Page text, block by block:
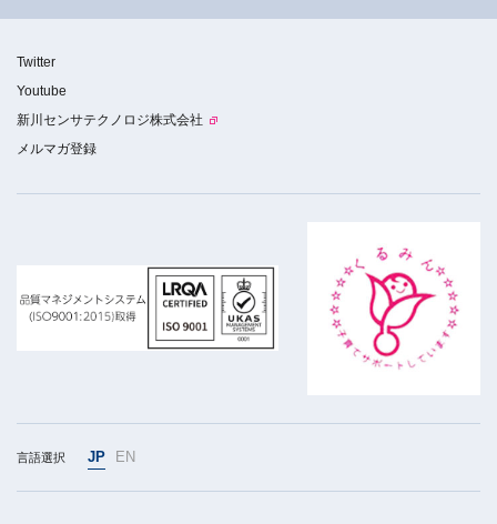
Twitter
Youtube
新川センサテクノロジ株式会社
メルマガ登録
言語選択 JP EN